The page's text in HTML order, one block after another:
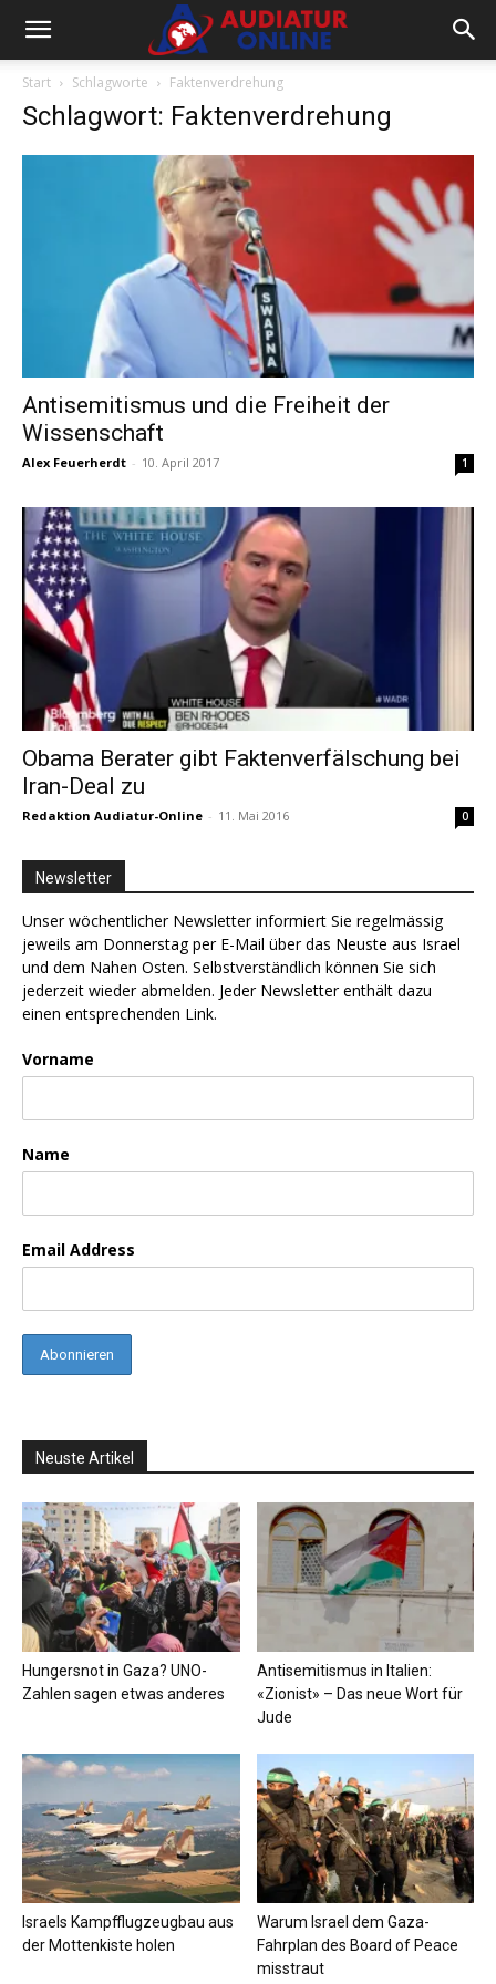
Start Schlagworte Faktenverdrehung
Schlagwort: Faktenverdrehung
Antisemitismus und die Freiheit der
Wissenschaft
Alex Feuerherdt - 10. April 2017 1
Obama Berater gibt Faktenverfälschung bei
Iran-Deal zu
Redaktion Audiatur-Online - 11. Mai 2016 0
Newsletter
Unser wöchentlicher Newsletter informiert Sie regelmässig
jeweils am Donnerstag per E-Mail über das Neuste aus Israel
und dem Nahen Osten. Selbstverständlich können Sie sich
jederzeit wieder abmelden. Jeder Newsletter enthält dazu
einen entsprechenden Link.
Vorname
Name
Email Address
Neuste Artikel
Hungersnot in Gaza? UNO-
Zahlen sagen etwas anderes
Antisemitismus in Italien:
«Zionist» – Das neue Wort für
Jude
Israels Kampfflugzeugbau aus
der Mottenkiste holen
Warum Israel dem Gaza-
Fahrplan des Board of Peace
misstraut